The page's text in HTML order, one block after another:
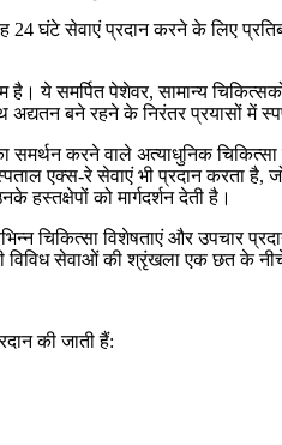
घंटे सेवाएं प्रदान करने के लिए
है। ये समर्पित पेशेवर, सामान्य
अद्यतन बने रहने के निरंतर प्रयासों में
समर्थन करने वाले अत्याधुनिक
एक्स-रे सेवाएं भी प्रदान करता
को मार्गदर्शन देती है।
चिकित्सा विशेषताएं और उपचार
सेवाओं की श्रृंखला एक छत के
की जाती हैं: